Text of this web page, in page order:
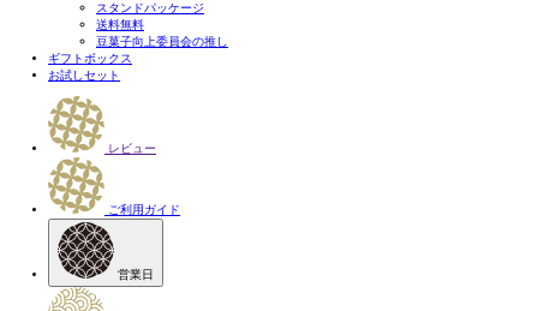
スタンドパッケージ
送料無料
豆菓子向上委員会の推し
ギフトボックス
お試しセット
レビュー
ご利用ガイド
営業日